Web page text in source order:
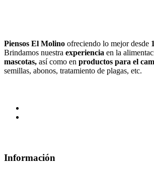
Piensos El Molino ofreciendo lo mejor desde
Brindamos nuestra experiencia en la
mascotas, así como en productos para el
semillas, abonos, tratamiento de plagas, etc.
Información